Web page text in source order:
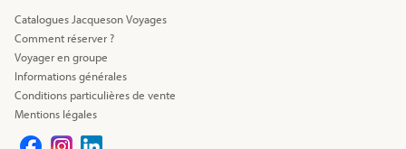
Catalogues Jacqueson Voyages
Comment réserver ?
Voyager en groupe
Informations générales
Conditions particulières de vente
Mentions légales